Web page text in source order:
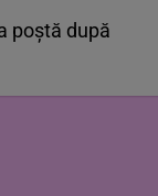
poştă după